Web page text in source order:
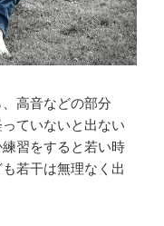
高音などの部分
ていないと出ない
習をすると若い時
若干は無理なく出